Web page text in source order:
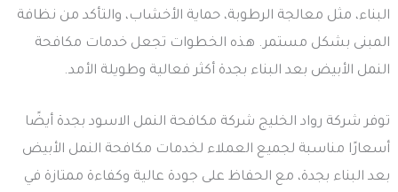
البناء، مثل معالجة الرطوبة، حماية الأخشاب، والتأكد من نظافة
المبنى بشكل مستمر. هذه الخطوات تجعل خدمات مكافحة
النمل الأبيض بعد البناء بجدة أكثر فعالية وطويلة الأمد.
توفر شركة رواد الخليج شركة مكافحة النمل الاسود بجدة أيضًا
أسعارًا مناسبة لجميع العملاء لخدمات مكافحة النمل الأبيض
بعد البناء بجدة، مع الحفاظ على جودة عالية وكفاءة ممتازة في